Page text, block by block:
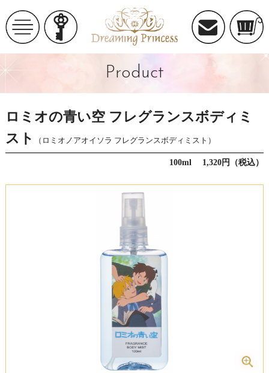
Product
‪ロミオの青い空 フレグランスボディミ
スト
（ロミオノアオイソラ フレグランスボディミスト）
100ml 1,320円（税込）